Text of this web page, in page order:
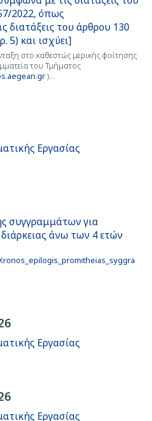
2022, όπως
διατάξεις του άρθρου 130
5) και ισχύει]
στο καθεστώς μερικής φοίτησης
του Τμήματος
)…
Εργασίας
συγγραμμάτων για
άνω των 4 ετών
Εργασίας
Εργασίας